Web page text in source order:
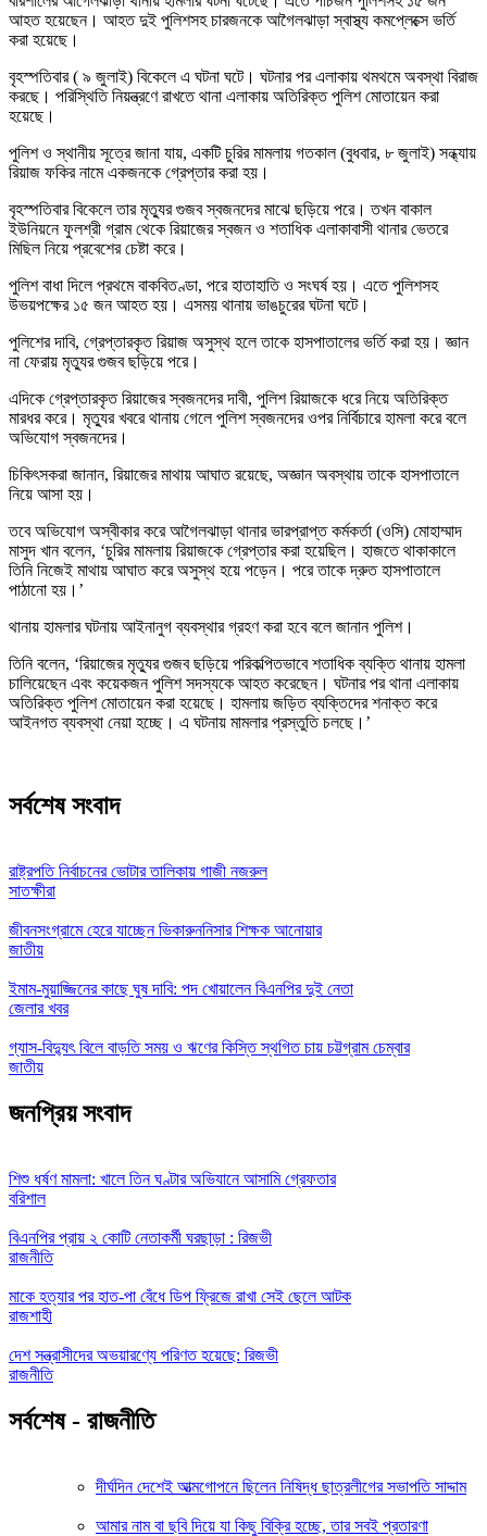
আহত হয়েছেন। আহত দুই পুলিশসহ চারজনকে আগৈলঝাড়া স্বাস্থ্য কমপ্লেক্সে ভর্তি
করা হয়েছে।
বৃহস্পতিবার ( ৯ জুলাই) বিকেলে এ ঘটনা ঘটে। ঘটনার পর এলাকায় থমথমে অবস্থা বিরাজ
করছে। পরিস্থিতি নিয়ন্ত্রণে রাখতে থানা এলাকায় অতিরিক্ত পুলিশ মোতায়েন করা
হয়েছে।
পুলিশ ও স্থানীয় সূত্রে জানা যায়, একটি চুরির মামলায় গতকাল (বুধবার, ৮ জুলাই) সন্ধ্যায়
রিয়াজ ফকির নামে একজনকে গ্রেপ্তার করা হয়।
বৃহস্পতিবার বিকেলে তার মৃত্যুর গুজব স্বজনদের মাঝে ছড়িয়ে পরে। তখন বাকাল
ইউনিয়নে ফুলশ্রী গ্রাম থেকে রিয়াজের স্বজন ও শতাধিক এলাকাবাসী থানার ভেতরে
মিছিল নিয়ে প্রবেশের চেষ্টা করে।
পুলিশ বাধা দিলে প্রথমে বাকবিতণ্ডা, পরে হাতাহাতি ও সংঘর্ষ হয়। এতে পুলিশসহ
উভয়পক্ষের ১৫ জন আহত হয়। এসময় থানায় ভাঙচুরের ঘটনা ঘটে।
পুলিশের দাবি, গ্রেপ্তারকৃত রিয়াজ অসুস্থ হলে তাকে হাসপাতালের ভর্তি করা হয়। জ্ঞান
না ফেরায় মৃত্যুর গুজব ছড়িয়ে পরে।
এদিকে গ্রেপ্তারকৃত রিয়াজের স্বজনদের দাবী, পুলিশ রিয়াজকে ধরে নিয়ে অতিরিক্ত
মারধর করে। মৃত্যুর খবরে থানায় গেলে পুলিশ স্বজনদের ওপর নির্বিচারে হামলা করে বলে
অভিযোগ স্বজনদের।
চিকিৎসকরা জানান, রিয়াজের মাথায় আঘাত রয়েছে, অজ্ঞান অবস্থায় তাকে হাসপাতালে
নিয়ে আসা হয়।
তবে অভিযোগ অস্বীকার করে আগৈলঝাড়া থানার ভারপ্রাপ্ত কর্মকর্তা (ওসি) মোহাম্মাদ
মাসুদ খান বলেন, ‘চুরির মামলায় রিয়াজকে গ্রেপ্তার করা হয়েছিল। হাজতে থাকাকালে
তিনি নিজেই মাথায় আঘাত করে অসুস্থ হয়ে পড়েন। পরে তাকে দ্রুত হাসপাতালে
পাঠানো হয়।’
থানায় হামলার ঘটনায় আইনানুগ ব্যবস্থার গ্রহণ করা হবে বলে জানান পুলিশ।
তিনি বলেন, ‘রিয়াজের মৃত্যুর গুজব ছড়িয়ে পরিকল্পিতভাবে শতাধিক ব্যক্তি থানায় হামলা
চালিয়েছেন এবং কয়েকজন পুলিশ সদস্যকে আহত করেছেন। ঘটনার পর থানা এলাকায়
অতিরিক্ত পুলিশ মোতায়েন করা হয়েছে। হামলায় জড়িত ব্যক্তিদের শনাক্ত করে
আইনগত ব্যবস্থা নেয়া হচ্ছে। এ ঘটনায় মামলার প্রস্তুতি চলছে।’
সর্বশেষ সংবাদ
রাষ্ট্রপতি নির্বাচনের ভোটার তালিকায় গাজী নজরুল
সাতক্ষীরা
জীবনসংগ্রামে হেরে যাচ্ছেন ভিকারুননিসার শিক্ষক আনোয়ার
জাতীয়
ইমাম-মুয়াজ্জিনের কাছে ঘুষ দাবি: পদ খোয়ালেন বিএনপির দুই নেতা
জেলার খবর
গ্যাস-বিদ্যুৎ বিলে বাড়তি সময় ও ঋণের কিস্তি স্থগিত চায় চট্টগ্রাম চেম্বার
জাতীয়
জনপ্রিয় সংবাদ
শিশু ধর্ষণ মামলা: খালে তিন ঘণ্টার অভিযানে আসামি গ্রেফতার
বরিশাল
বিএনপির প্রায় ২ কোটি নেতাকর্মী ঘরছাড়া : রিজভী
রাজনীতি
মাকে হত্যার পর হাত-পা বেঁধে ডিপ ফ্রিজে রাখা সেই ছেলে আটক
রাজশাহী
দেশ সন্ত্রাসীদের অভয়ারণ্যে পরিণত হয়েছে: রিজভী
রাজনীতি
সর্বশেষ - রাজনীতি
দীর্ঘদিন দেশেই আত্মগোপনে ছিলেন নিষিদ্ধ ছাত্রলীগের সভাপতি সাদ্দাম
আমার নাম বা ছবি দিয়ে যা কিছু বিক্রি হচ্ছে, তার সবই প্রতারণা